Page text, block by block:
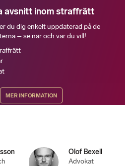
avsnitt inom straffrätt
du dig enkelt uppdaterad på de
– se när och var du vill!
MER INFORMATION
Olof Bexell
Advokat